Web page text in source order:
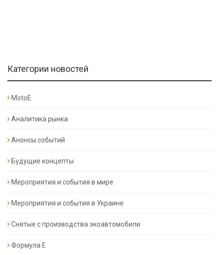
Категории новостей
MotoE
Аналитика рынка
Анонсы событий
Будущие концепты
Мероприятия и события в мире
Мероприятия и события в Украине
Снятые с производства экоавтомобили
Формула Е